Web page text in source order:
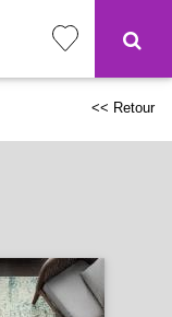
<< Retour